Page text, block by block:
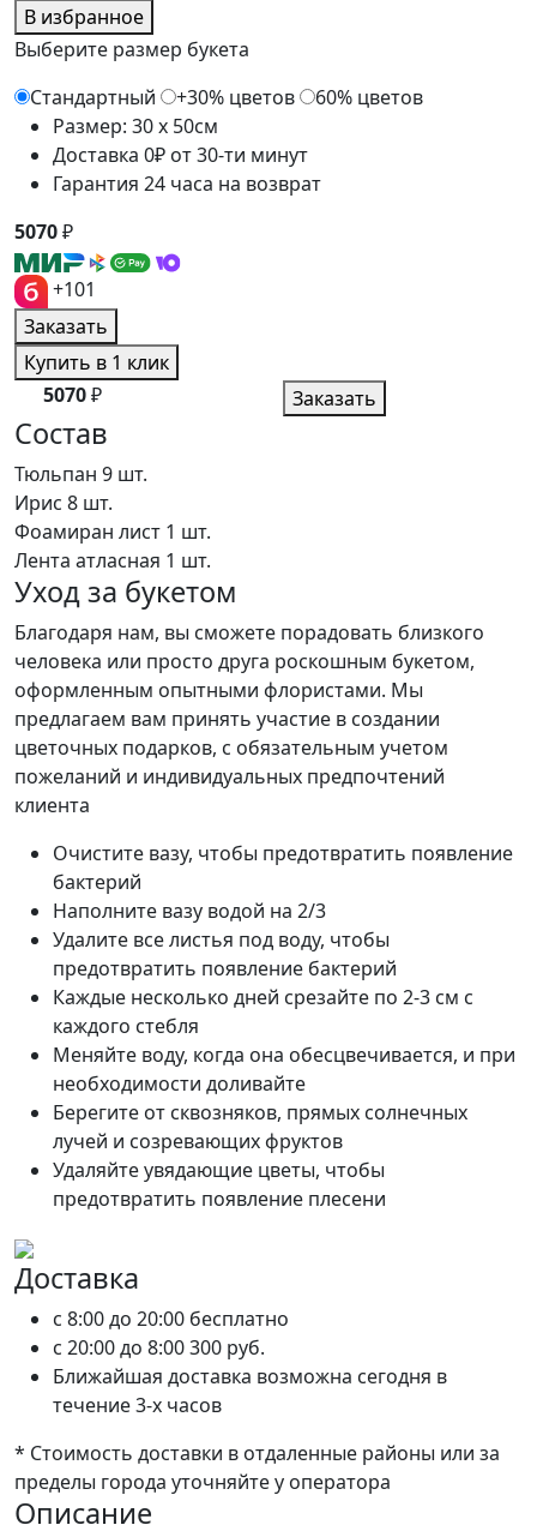
В избранное
Выберите размер букета
Стандартный
+30% цветов
60% цветов
Размер: 30 x 50см
Доставка 0₽ от 30-ти минут
Гарантия 24 часа на возврат
5070₽
+101
Заказать
Купить в 1 клик
5070₽ Заказать
Состав
Тюльпан 9 шт.
Ирис 8 шт.
Фоамиран лист 1 шт.
Лента атласная 1 шт.
Уход за букетом
Благодаря нам, вы сможете порадовать близкого
человека или просто друга роскошным букетом,
оформленным опытными флористами. Мы
предлагаем вам принять участие в создании
цветочных подарков, с обязательным учетом
пожеланий и индивидуальных предпочтений
клиента
Очистите вазу, чтобы предотвратить появление
бактерий
Наполните вазу водой на 2/3
Удалите все листья под воду, чтобы
предотвратить появление бактерий
Каждые несколько дней срезайте по 2-3 см с
каждого стебля
Меняйте воду, когда она обесцвечивается, и при
необходимости доливайте
Берегите от сквозняков, прямых солнечных
лучей и созревающих фруктов
Удаляйте увядающие цветы, чтобы
предотвратить появление плесени
Доставка
c 8:00 до 20:00 бесплатно
c 20:00 до 8:00300 руб.
Ближайшая доставка возможна сегодня в
течение 3-х часов
* Стоимость доставки в отдаленные районы или за
пределы города уточняйте у оператора
Описание